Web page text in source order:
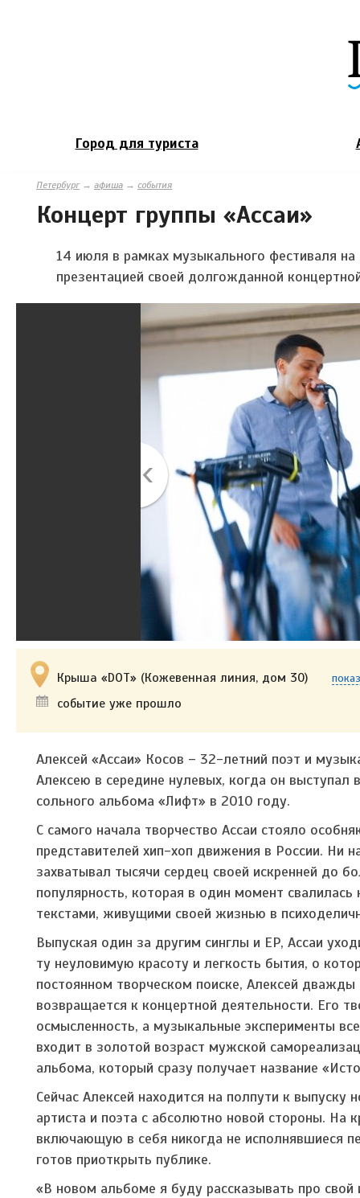
Город для туриста
Петербург→ афиша → события
Концерт группы «Ассаи»
14 июля в рамках музыкального фестиваля
презентацией своей долгожданной
Крыша «DOT» (Кожевенная линия, дом 30)
событие уже прошло
Алексей «Ассаи» Косов – 32-летний поэт и
Алексею в середине нулевых, когда он выступал
сольного альбома «Лифт» в 2010 году.
С самого начала творчество Ассаи стояло
представителей хип-хоп движения в России. Ни
захватывал тысячи сердец своей искренней
популярность, которая в один момент
текстами, живущими своей жизнью в
Выпуская один за другим синглы и EP, Ассаи
ту неуловимую красоту и легкость бытия, о
постоянном творческом поиске, Алексей
возвращается к концертной деятельности. Его
осмысленность, а музыкальные эксперименты
входит в золотой возраст мужской
альбома, который сразу получает название
Сейчас Алексей находится на полпути к
артиста и поэта с абсолютно новой стороны. На
включающую в себя никогда не исполнявшиеся
готов приоткрыть публике.
«В новом альбоме я буду рассказывать про